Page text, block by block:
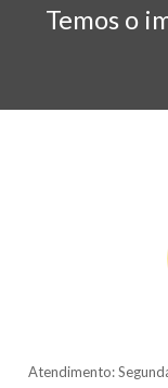
Temos o
Atendimento: